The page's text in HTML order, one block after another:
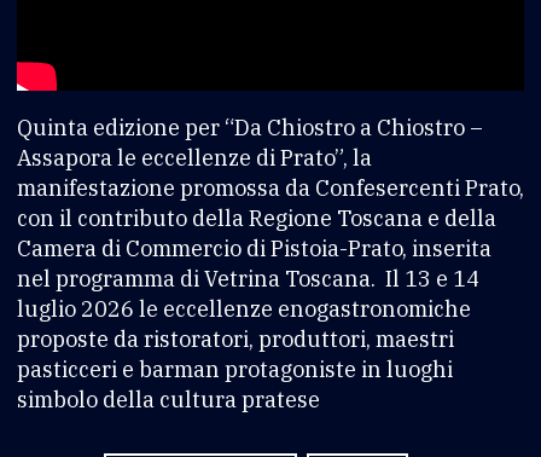
Quinta edizione per “Da Chiostro a Chiostro –
Assapora le eccellenze di Prato”, la
manifestazione promossa da Confesercenti Prato,
con il contributo della Regione Toscana e della
Camera di Commercio di Pistoia-Prato, inserita
nel programma di Vetrina Toscana. Il 13 e 14
luglio 2026 le eccellenze enogastronomiche
proposte da ristoratori, produttori, maestri
pasticceri e barman protagoniste in luoghi
simbolo della cultura pratese